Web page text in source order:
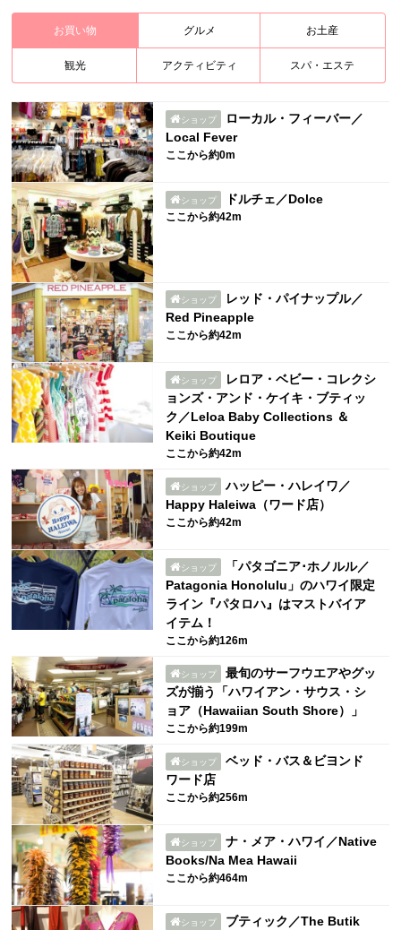
お買い物 グルメ お土産
観光 アクティビティ スパ・エステ
ショップ
ローカル・フィーバー／
Local Fever
ここから約0m
ショップ ドルチェ／Dolce
ここから約42m
ショップ
レッド・パイナップル／
Red Pineapple
ここから約42m
ショップ
レロア・ベビー・コレクシ
ョンズ・アンド・ケイキ・ブティッ
ク／Leloa Baby Collections ＆
Keiki Boutique
ここから約42m
ショップ
ハッピー・ハレイワ／
Happy Haleiwa（ワード店）
ここから約42m
ショップ
「パタゴニア･ホノルル／
Patagonia Honolulu」のハワイ限定
ライン『パタロハ』はマストバイア
イテム！
ここから約126m
ショップ
最旬のサーフウエアやグッ
ズが揃う「ハワイアン・サウス・シ
ョア（Hawaiian South Shore）」
ここから約199m
ショップ
ベッド・バス＆ビヨンド
ワード店
ここから約256m
ショップ
ナ・メア・ハワイ／Native
Books/Na Mea Hawaii
ここから約464m
ショップ ブティック／The Butik